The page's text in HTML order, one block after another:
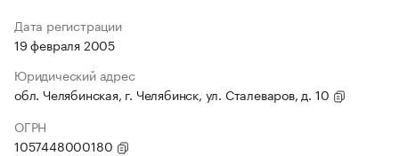
Дата регистрации
19 февраля 2005
Юридический адрес
обл. Челябинская, г. Челябинск, ул. Сталеваров, д. 10
ОГРН
1057448000180